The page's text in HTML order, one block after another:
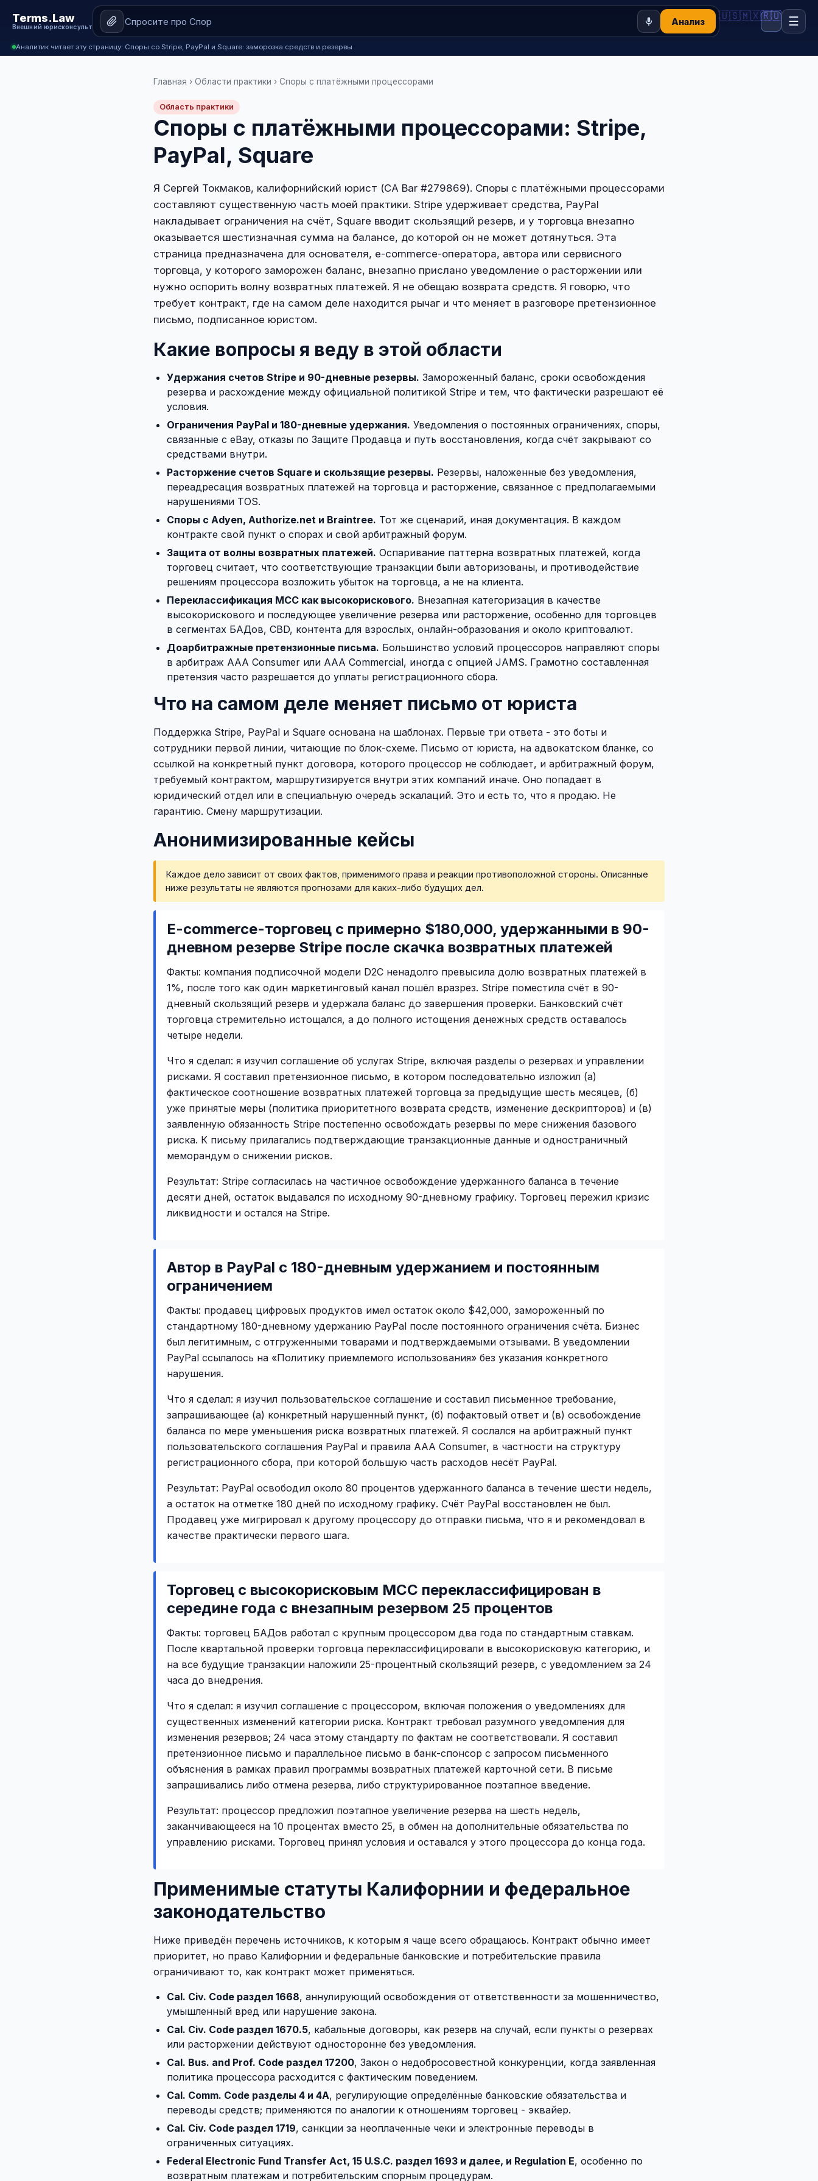
Terms.Law
Внешний юрисконсульт
Анализ 🇺🇸🇲🇽🇷🇺 ☰
Аналитик читает эту страницу: Споры со Stripe, PayPal и Square: заморозка средств и резервы
Главная › Области практики › Споры с платёжными процессорами
Область практики
Споры с платёжными процессорами: Stripe,
PayPal, Square
Я Сергей Токмаков, калифорнийский юрист (CA Bar #279869). Споры с платёжными процессорами
составляют существенную часть моей практики. Stripe удерживает средства, PayPal
накладывает ограничения на счёт, Square вводит скользящий резерв, и у торговца внезапно
оказывается шестизначная сумма на балансе, до которой он не может дотянуться. Эта
страница предназначена для основателя, e-commerce-оператора, автора или сервисного
торговца, у которого заморожен баланс, внезапно прислано уведомление о расторжении или
нужно оспорить волну возвратных платежей. Я не обещаю возврата средств. Я говорю, что
требует контракт, где на самом деле находится рычаг и что меняет в разговоре претензионное
письмо, подписанное юристом.
Какие вопросы я веду в этой области
Удержания счетов Stripe и 90-дневные резервы. Замороженный баланс, сроки освобождения
резерва и расхождение между официальной политикой Stripe и тем, что фактически разрешают её
условия.
Ограничения PayPal и 180-дневные удержания. Уведомления о постоянных ограничениях, споры,
связанные с eBay, отказы по Защите Продавца и путь восстановления, когда счёт закрывают со
средствами внутри.
Расторжение счетов Square и скользящие резервы. Резервы, наложенные без уведомления,
переадресация возвратных платежей на торговца и расторжение, связанное с предполагаемыми
нарушениями TOS.
Споры с Adyen, Authorize.net и Braintree. Тот же сценарий, иная документация. В каждом
контракте свой пункт о спорах и свой арбитражный форум.
Защита от волны возвратных платежей. Оспаривание паттерна возвратных платежей, когда
торговец считает, что соответствующие транзакции были авторизованы, и противодействие
решениям процессора возложить убыток на торговца, а не на клиента.
Переклассификация MCC как высокорискового. Внезапная категоризация в качестве
высокорискового и последующее увеличение резерва или расторжение, особенно для торговцев
в сегментах БАДов, CBD, контента для взрослых, онлайн-образования и около криптовалют.
Доарбитражные претензионные письма. Большинство условий процессоров направляют споры
в арбитраж AAA Consumer или AAA Commercial, иногда с опцией JAMS. Грамотно составленная
претензия часто разрешается до уплаты регистрационного сбора.
Что на самом деле меняет письмо от юриста
Поддержка Stripe, PayPal и Square основана на шаблонах. Первые три ответа - это боты и
сотрудники первой линии, читающие по блок-схеме. Письмо от юриста, на адвокатском бланке, со
ссылкой на конкретный пункт договора, которого процессор не соблюдает, и арбитражный форум,
требуемый контрактом, маршрутизируется внутри этих компаний иначе. Оно попадает в
юридический отдел или в специальную очередь эскалаций. Это и есть то, что я продаю. Не
гарантию. Смену маршрутизации.
Анонимизированные кейсы
Каждое дело зависит от своих фактов, применимого права и реакции противоположной стороны. Описанные
ниже результаты не являются прогнозами для каких-либо будущих дел.
E-commerce-торговец с примерно $180,000, удержанными в 90-
дневном резерве Stripe после скачка возвратных платежей
Факты: компания подписочной модели D2C ненадолго превысила долю возвратных платежей в
1%, после того как один маркетинговый канал пошёл вразрез. Stripe поместила счёт в 90-
дневный скользящий резерв и удержала баланс до завершения проверки. Банковский счёт
торговца стремительно истощался, а до полного истощения денежных средств оставалось
четыре недели.
Что я сделал: я изучил соглашение об услугах Stripe, включая разделы о резервах и управлении
рисками. Я составил претензионное письмо, в котором последовательно изложил (а)
фактическое соотношение возвратных платежей торговца за предыдущие шесть месяцев, (б)
уже принятые меры (политика приоритетного возврата средств, изменение дескрипторов) и (в)
заявленную обязанность Stripe постепенно освобождать резервы по мере снижения базового
риска. К письму прилагались подтверждающие транзакционные данные и одностраничный
меморандум о снижении рисков.
Результат: Stripe согласилась на частичное освобождение удержанного баланса в течение
десяти дней, остаток выдавался по исходному 90-дневному графику. Торговец пережил кризис
ликвидности и остался на Stripe.
Автор в PayPal с 180-дневным удержанием и постоянным
ограничением
Факты: продавец цифровых продуктов имел остаток около $42,000, замороженный по
стандартному 180-дневному удержанию PayPal после постоянного ограничения счёта. Бизнес
был легитимным, с отгруженными товарами и подтверждаемыми отзывами. В уведомлении
PayPal ссылалось на «Политику приемлемого использования» без указания конкретного
нарушения.
Что я сделал: я изучил пользовательское соглашение и составил письменное требование,
запрашивающее (а) конкретный нарушенный пункт, (б) пофактовый ответ и (в) освобождение
баланса по мере уменьшения риска возвратных платежей. Я сослался на арбитражный пункт
пользовательского соглашения PayPal и правила AAA Consumer, в частности на структуру
регистрационного сбора, при которой большую часть расходов несёт PayPal.
Результат: PayPal освободил около 80 процентов удержанного баланса в течение шести недель,
а остаток на отметке 180 дней по исходному графику. Счёт PayPal восстановлен не был.
Продавец уже мигрировал к другому процессору до отправки письма, что я и рекомендовал в
качестве практически первого шага.
Торговец с высокорисковым MCC переклассифицирован в
середине года с внезапным резервом 25 процентов
Факты: торговец БАДов работал с крупным процессором два года по стандартным ставкам.
После квартальной проверки торговца переклассифицировали в высокорисковую категорию, и
на все будущие транзакции наложили 25-процентный скользящий резерв, с уведомлением за 24
часа до внедрения.
Что я сделал: я изучил соглашение с процессором, включая положения о уведомлениях для
существенных изменений категории риска. Контракт требовал разумного уведомления для
изменения резервов; 24 часа этому стандарту по фактам не соответствовали. Я составил
претензионное письмо и параллельное письмо в банк-спонсор с запросом письменного
объяснения в рамках правил программы возвратных платежей карточной сети. В письме
запрашивались либо отмена резерва, либо структурированное поэтапное введение.
Результат: процессор предложил поэтапное увеличение резерва на шесть недель,
заканчивающееся на 10 процентах вместо 25, в обмен на дополнительные обязательства по
управлению рисками. Торговец принял условия и оставался у этого процессора до конца года.
Применимые статуты Калифорнии и федеральное
законодательство
Ниже приведён перечень источников, к которым я чаще всего обращаюсь. Контракт обычно имеет
приоритет, но право Калифорнии и федеральные банковские и потребительские правила
ограничивают то, как контракт может применяться.
Cal. Civ. Code раздел 1668, аннулирующий освобождения от ответственности за мошенничество,
умышленный вред или нарушение закона.
Cal. Civ. Code раздел 1670.5, кабальные договоры, как резерв на случай, если пункты о резервах
или расторжении действуют односторонне без уведомления.
Cal. Bus. and Prof. Code раздел 17200, Закон о недобросовестной конкуренции, когда заявленная
политика процессора расходится с фактическим поведением.
Cal. Comm. Code разделы 4 и 4A, регулирующие определённые банковские обязательства и
переводы средств; применяются по аналогии к отношениям торговец - эквайер.
Cal. Civ. Code раздел 1719, санкции за неоплаченные чеки и электронные переводы в
ограниченных ситуациях.
Federal Electronic Fund Transfer Act, 15 U.S.C. раздел 1693 и далее, и Regulation E, особенно по
возвратным платежам и потребительским спорным процедурам.